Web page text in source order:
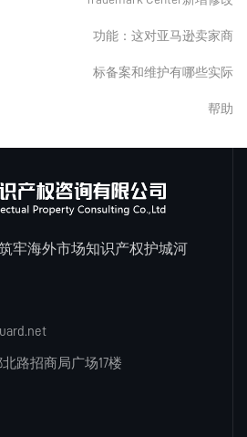
功能：这对亚马逊卖家商
标备案和维护有哪些实际
帮助
牢海外市场知识产权护城河
路招商局广场17楼